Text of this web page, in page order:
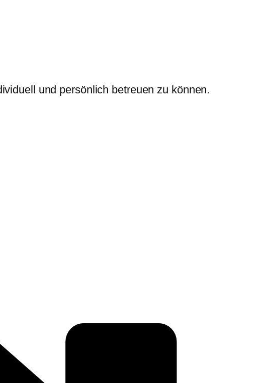
und persönlich betreuen zu können.